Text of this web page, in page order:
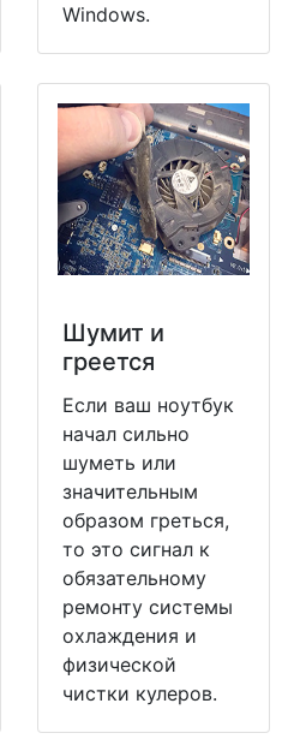
Windows.
Шумит и
греется
Если ваш ноутбук
начал сильно
шуметь или
значительным
образом греться,
то это сигнал к
обязательному
ремонту системы
охлаждения и
физической
чистки кулеров.